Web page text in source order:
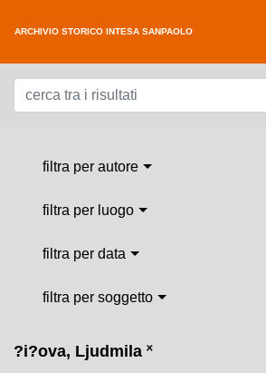
ARCHIVIO STORICO INTESA SANPAOLO
filtra per autore
filtra per luogo
filtra per data
filtra per soggetto
?i?ova, Ljudmila ˟